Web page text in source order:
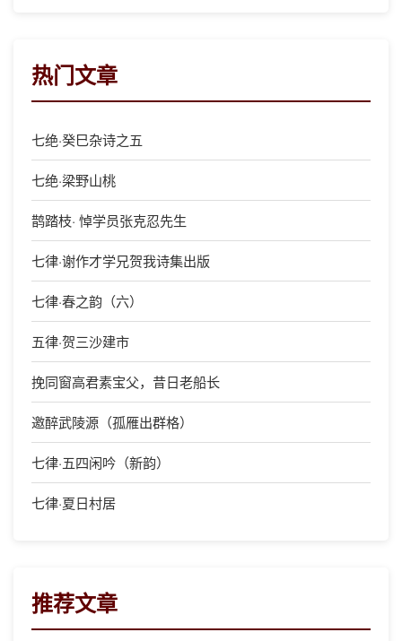
热门文章
七绝·癸巳杂诗之五
七绝·梁野山桃
鹊踏枝· 悼学员张克忍先生
七律·谢作才学兄贺我诗集出版
七律·春之韵（六）
五律·贺三沙建市
挽同窗高君素宝父，昔日老船长
邀醉武陵源（孤雁出群格）
七律·五四闲吟（新韵）
七律·夏日村居
推荐文章